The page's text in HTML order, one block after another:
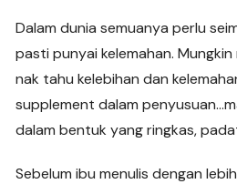
Dalam dunia semuanya perlu
pasti punyai kelemahan.
nak tahu kelebihan dan
supplement dalam
dalam bentuk yang ringkas,
Sebelum ibu menulis dengan